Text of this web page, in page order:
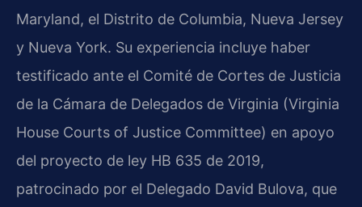
Maryland, el Distrito de Columbia, Nueva Jersey
y Nueva York. Su experiencia incluye haber
testificado ante el Comité de Cortes de Justicia
de la Cámara de Delegados de Virginia (Virginia
House Courts of Justice Committee) en apoyo
del proyecto de ley HB 635 de 2019,
patrocinado por el Delegado David Bulova, que